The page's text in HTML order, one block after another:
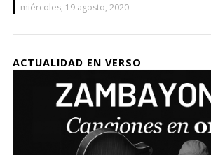
miércoles, 19 agosto, 2020
ACTUALIDAD EN VERSO